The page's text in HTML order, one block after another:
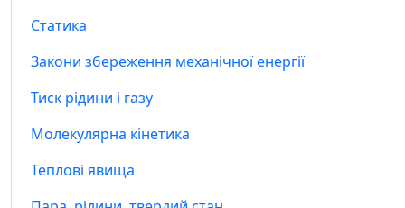
Статика
Закони збереження механічної енергії
Тиск рідини і газу
Молекулярна кінетика
Теплові явища